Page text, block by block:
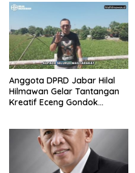
Anggota DPRD Jabar Hilal
Hilmawan Gelar Tantangan
Kreatif Eceng Gondok